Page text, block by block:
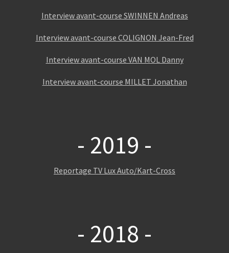
Interview avant-course SWINNEN Andreas
Interview avant-course COLIGNON Jean-Fred
Interview avant-course VAN MOL Danny
Interview avant-course MILLET Jonathan
- 2019 -
Reportage TV Lux Auto/Kart-Cross
- 2018 -